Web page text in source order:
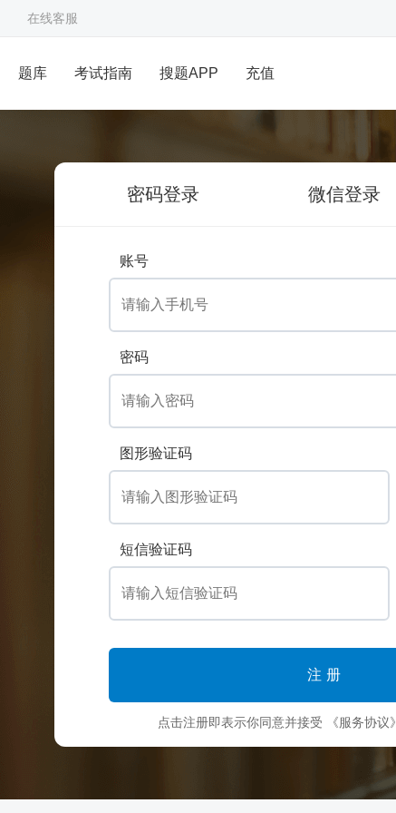
在线客服
题库 考试指南 搜题APP 充值
密码登录 微信登录
账号
密码
图形验证码
短信验证码
注册
点击注册即表示你同意并接受 《服务协议》